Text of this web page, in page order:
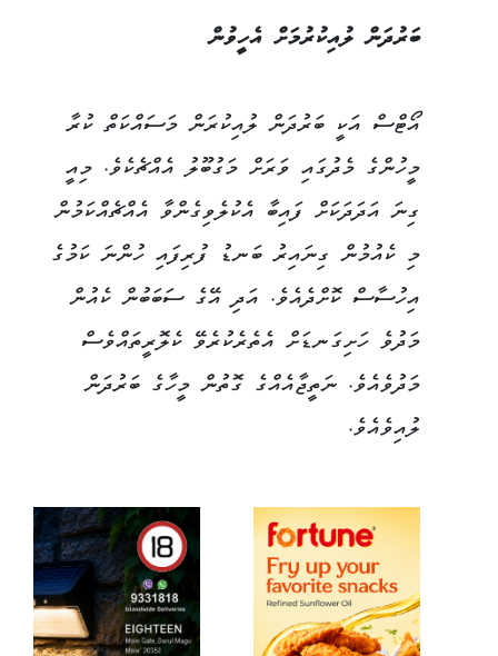
ބަރުދަން ލުއިކުރުމަށް އެހީވުން
އޯޓްސް އަކީ ބަރުދަން ލުއިކުރަން މަސައްކަތް ކުރާ
މީހުންގެ މެދުގައި ވަރަށް މަގުބޫލު އެއްޗެކެވެ. މިއީ
ގިނަ އަދަދަކަށް ފައިބާ އެކުލެވިގެންވާ އެއްޗެއްކަމުން
މި ކެއުމުން ގިނައިރު ބަނޑު ފުރިފައި ހުންނަ ކަމުގެ
އިހުސާސް ކޮށްދެއެވެ. އަދި އޭގެ ސަބަބުން ކެއުން
މަދުވެ ހަށިގަނޑަށް އެތެރެކުރެވޭ ކެލޮރީތައްވެސް
މަދުވެއެވެ. ނަތީޖާއެއްގެ ގޮތުން މީހާގެ ބަރުދަން
ލުއިވެއެވެ.